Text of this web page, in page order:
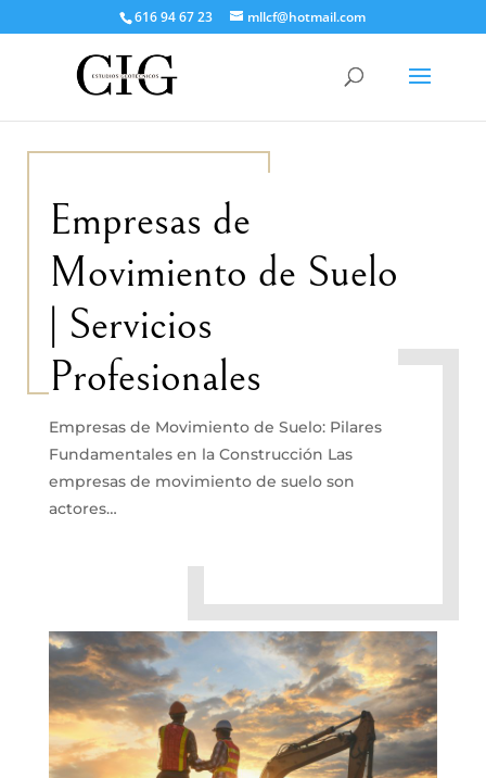
616 94 67 23 mllcf@hotmail.com
Empresas de
Movimiento de Suelo
| Servicios
Profesionales
Empresas de Movimiento de Suelo: Pilares
Fundamentales en la Construcción Las
empresas de movimiento de suelo son
actores…